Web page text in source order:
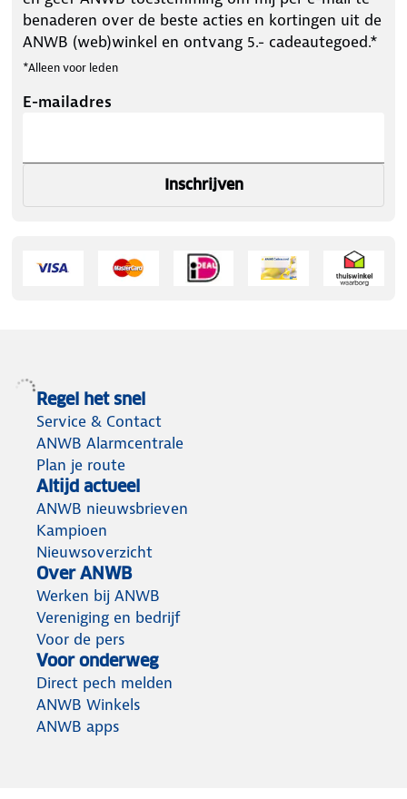
benaderen over de beste acties en kortingen uit de
ANWB (web)winkel en ontvang 5.- cadeautegoed.*
*Alleen voor leden
E-mailadres
Inschrijven
Regel het snel
Service & Contact
ANWB Alarmcentrale
Plan je route
Altijd actueel
ANWB nieuwsbrieven
Kampioen
Nieuwsoverzicht
Over ANWB
Werken bij ANWB
Vereniging en bedrijf
Voor de pers
Voor onderweg
Direct pech melden
ANWB Winkels
ANWB apps